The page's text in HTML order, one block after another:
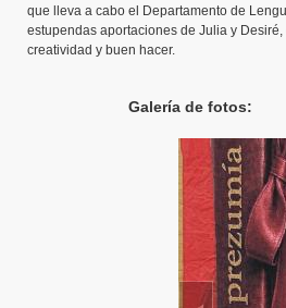
que lleva a cabo el Departamento de
estupendas aportaciones de Julia y
creatividad y buen hacer.
Galería de fotos: